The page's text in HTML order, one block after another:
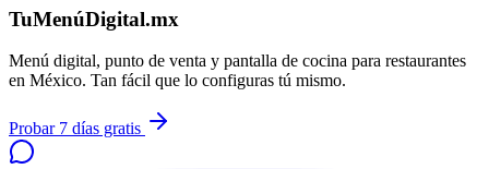
TuMenúDigital.mx
Menú digital, punto de venta y pantalla de cocina para restaurantes
en México. Tan fácil que lo configuras tú mismo.
Probar 7 días gratis